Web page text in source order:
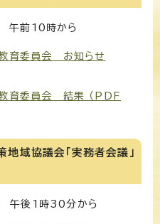
前10時から
育委員会 お知らせ
育委員会 結果 （PDF
域協議会「実務者会議」
後1時30分から